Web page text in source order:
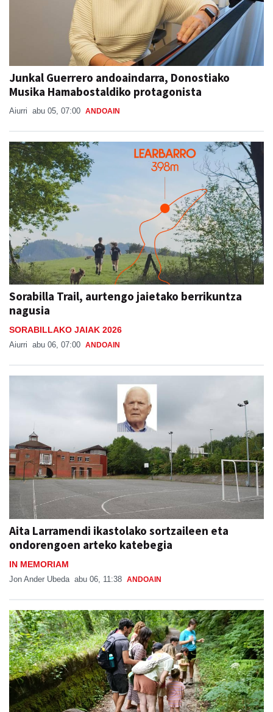
Junkal Guerrero andoaindarra, Donostiako
Musika Hamabostaldiko protagonista
Aiurri abu 05, 07:00 ANDOAIN
Sorabilla Trail, aurtengo jaietako berrikuntza
nagusia
SORABILLAKO JAIAK 2026
Aiurri
Aita Larramendi ikastolako sortzaileen eta
ondorengoen arteko katebegia
IN MEMORIAM
Jon Ander Ubeda ANDOAIN